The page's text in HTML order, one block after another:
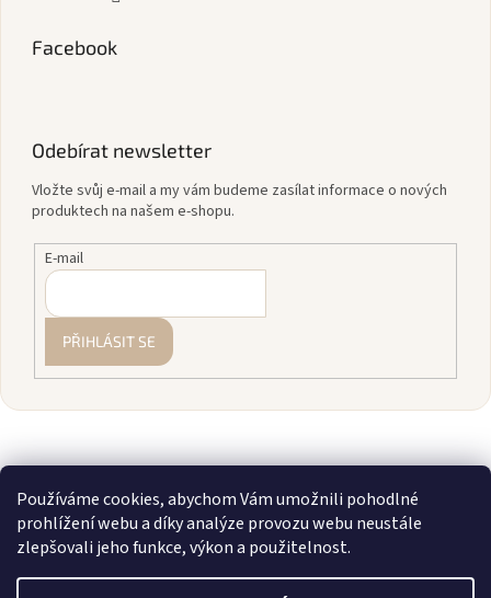
Používáme cookies, abychom Vám umožnili pohodlné
prohlížení webu a díky analýze provozu webu neustále
zlepšovali jeho funkce, výkon a použitelnost.
Facebook
Odebírat newsletter
Vložte svůj e-mail a my vám budeme zasílat informace o nových
produktech na našem e-shopu.
E-mail
PŘIHLÁSIT SE
Vytvořil Shoptet